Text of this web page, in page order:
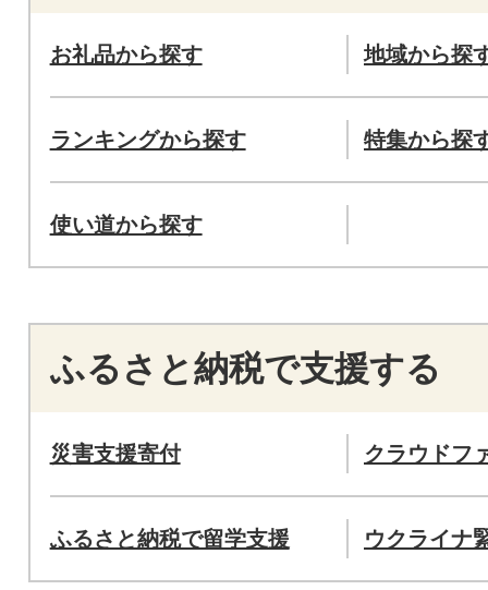
お礼品から探す 地域から探
ランキングから探す 特集から探
使い道から探す
ふるさと納税で支援する
災害支援寄付 クラウドフ
ふるさと納税で留学支援 ウクライナ